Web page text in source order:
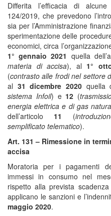
Differita l’efficacia di
124/2019, che prevedono
sia per l’Amministrazione
sperimentazione delle
economici, circa
1° gennaio 2021 quella
materia di accisa), al 1°
(contrasto alle frodi nel settore
al 31 dicembre 2020 quella
sistema Infoil) e 12 (
energia elettrica e di gas
dell’articolo 11 (
semplificato telematico).
Art. 131 – Rimessione in
accisa
Moratoria per i pagamenti
immessi in consumo nel
rispetto alla prevista
applicano le sanzioni e
maggio 2020.